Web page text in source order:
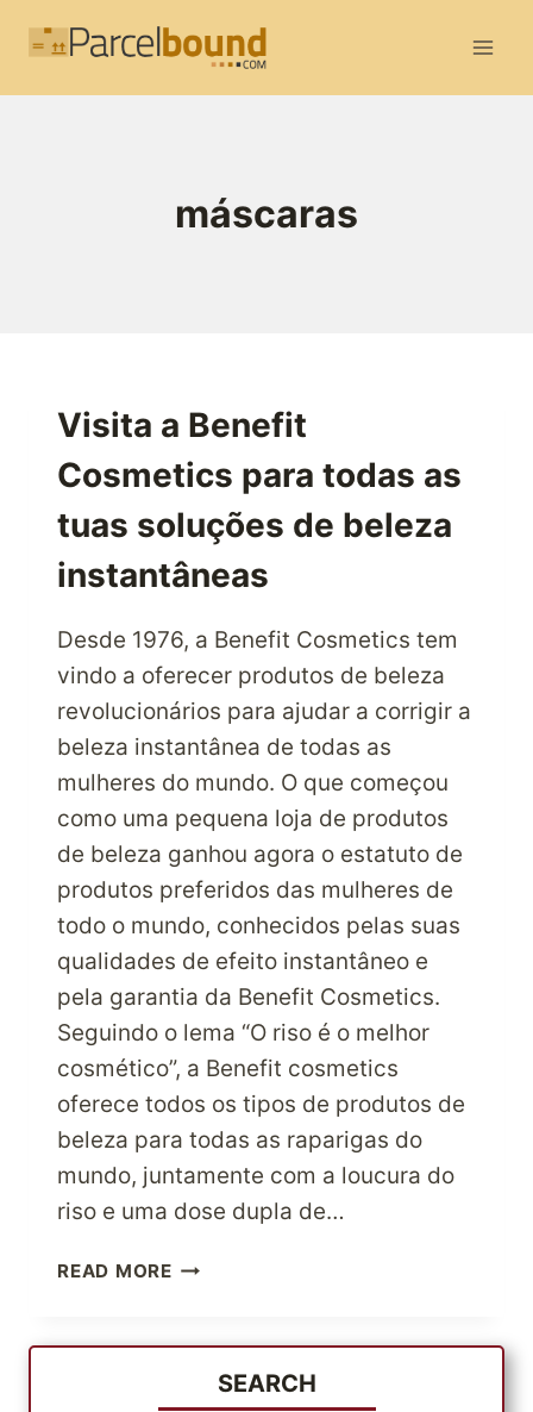
máscaras
Visita a Benefit
Cosmetics para todas as
tuas soluções de beleza
instantâneas
Desde 1976, a Benefit Cosmetics tem
vindo a oferecer produtos de beleza
revolucionários para ajudar a corrigir a
beleza instantânea de todas as
mulheres do mundo. O que começou
como uma pequena loja de produtos
de beleza ganhou agora o estatuto de
produtos preferidos das mulheres de
todo o mundo, conhecidos pelas suas
qualidades de efeito instantâneo e
pela garantia da Benefit Cosmetics.
Seguindo o lema “O riso é o melhor
cosmético”, a Benefit cosmetics
oferece todos os tipos de produtos de
beleza para todas as raparigas do
mundo, juntamente com a loucura do
riso e uma dose dupla de…
READ MOREVISITA
COSMETICS
PARASEARCH